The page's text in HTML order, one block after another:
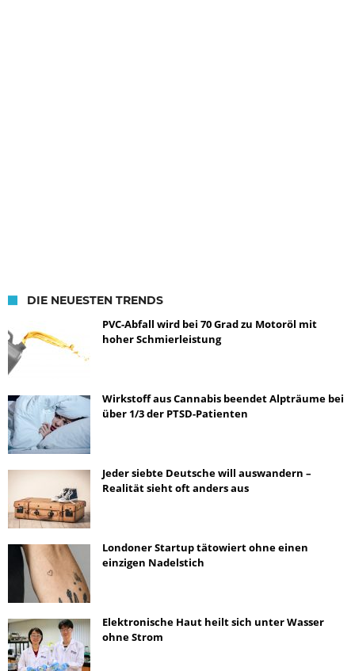
DIE NEUESTEN TRENDS
PVC-Abfall wird bei 70 Grad zu Motoröl mit
hoher Schmierleistung
Wirkstoff aus Cannabis beendet Alpträume bei
über 1/3 der PTSD-Patienten
Jeder siebte Deutsche will auswandern –
Realität sieht oft anders aus
Londoner Startup tätowiert ohne einen
einzigen Nadelstich
Elektronische Haut heilt sich unter Wasser
ohne Strom